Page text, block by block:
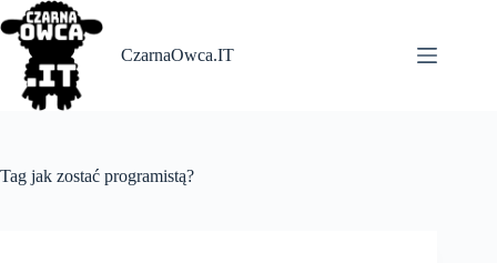
Skip
to
content
CzarnaOwca.IT
Tag jak zostać programistą?